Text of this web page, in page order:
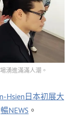
湧進滿滿人潮。
Hsien日本初展大
暢NEWS 。